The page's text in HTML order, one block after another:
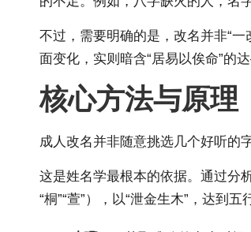
不过，需要明确的是，改名并非“
面变化，实则暗含“居易以俟命”的
核心方法与原理
成人改名并非随意挑选几个好听的
这是姓名学最根本的依据。通过分
“桐”“萱”），以“泄金生木”，达到五